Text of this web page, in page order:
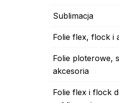
Sublimacja
Folie flex, flock i
Folie ploterowe,
akcesoria
Folie flex i flock